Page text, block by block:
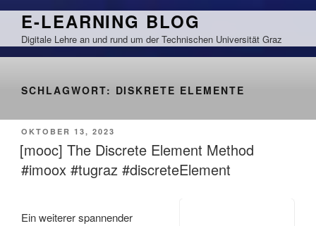
Zum
springen
E-LEARNING BLOG
Digitale Lehre an und rund um der Technischen Universität Graz
SCHLAGWORT: DISKRETE ELEMENTE
VERÖFFENTLICHT
AM
OKTOBER 13, 2023
[mooc] The Discrete Element Method
#imoox #tugraz #discreteElement
Ein weiterer spannender